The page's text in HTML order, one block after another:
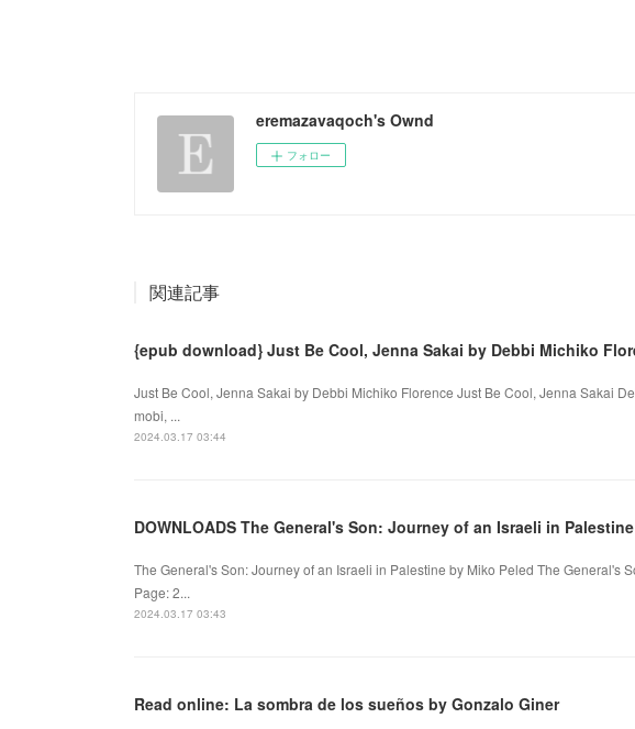
eremazavaqoch's Ownd
フォロー
関連記事
{epub download} Just Be Cool, Jenna Sakai by Debbi Michiko
Just Be Cool, Jenna Sakai by Debbi Michiko Florence Just Be Cool, Jenna Sakai
mobi, ...
2024.03.17 03:44
DOWNLOADS The General's Son: Journey of an Israeli in
The General's Son: Journey of an Israeli in Palestine by Miko Peled The General's
Page: 2...
2024.03.17 03:43
Read online: La sombra de los sueños by Gonzalo Giner